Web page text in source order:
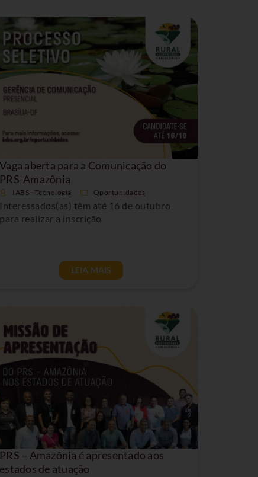
Vaga aberta para a Comunicação do
PRS-Amazônia
IABS - Tecnologia Oportunidades
Interessados(as) têm até 16 de outubro
para realizar a inscrição
LEIA MAIS
PRS – Amazônia é apresentado aos
estados de atuação